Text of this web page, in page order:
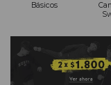
Básicos